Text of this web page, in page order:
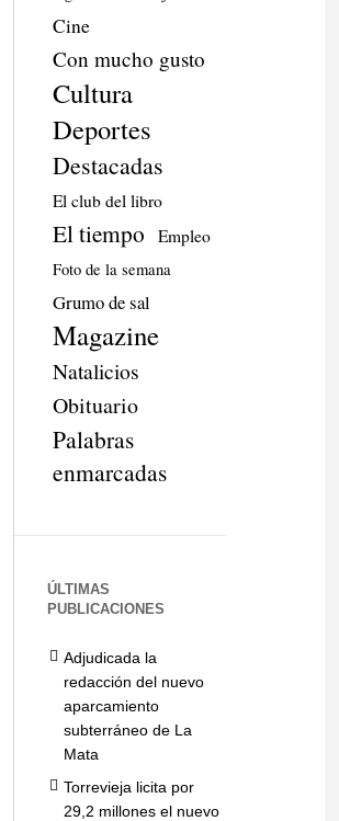
Cine
Con mucho gusto
Cultura
Deportes
Destacadas
El club del libro
El tiempo Empleo
Foto de la semana
Grumo de sal
Magazine
Natalicios
Obituario
Palabras
enmarcadas
ÚLTIMAS
PUBLICACIONES
Adjudicada la
redacción del nuevo
aparcamiento
subterráneo de La
Mata
Torrevieja licita por
29,2 millones el nuevo